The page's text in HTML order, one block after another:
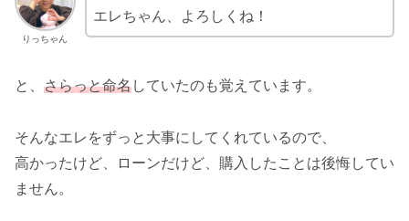
りっちゃん
エレちゃん、よろしくね！
と、 さらっと命名していたのも覚えています。
そんなエレをずっと大事にしてくれているので、
高かったけど、ローンだけど、購入したことは後悔してい
ません。